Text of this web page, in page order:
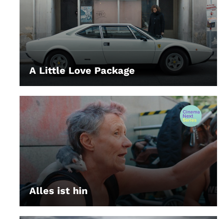
A Little Love Package
LEIHEN
Alles ist hin
LEIHEN